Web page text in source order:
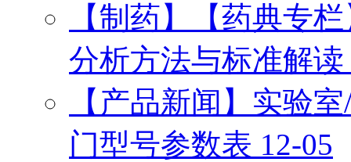
【制药】【药典专
分析方法与标准解读
【产品新闻】实验
门型号参数表 12-05